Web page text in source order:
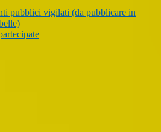
pubblici vigilati (da pubblicare in